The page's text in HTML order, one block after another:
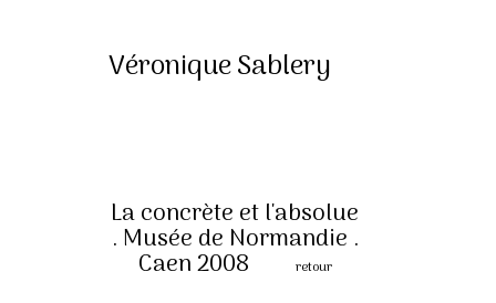
Véronique Sablery
La concrète et l'absolue
. Musée de Normandie .
Caen 2008 retour